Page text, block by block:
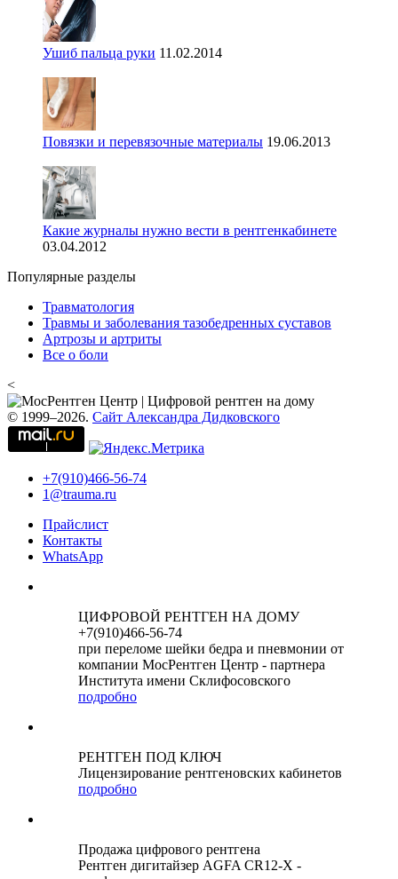
Ушиб пальца руки 11.02.2014
Повязки и перевязочные материалы 19.06.2013
Какие журналы нужно вести в рентгенкабинете
03.04.2012
Популярные разделы
Травматология
Травмы и заболевания тазобедренных суставов
Артрозы и артриты
Все о боли
<
© 1999–2026. Сайт Александра Дидковского
+7(910)466-56-74
1@trauma.ru
Прайслист
Контакты
WhatsApp
ЦИФРОВОЙ РЕНТГЕН НА ДОМУ
+7(910)466-56-74
при переломе шейки бедра и пневмонии от
компании МосРентген Центр - партнера
Института имени Склифосовского
подробно
РЕНТГЕН ПОД КЛЮЧ
Лицензирование рентгеновских кабинетов
подробно
Продажа цифрового рентгена
Рентген дигитайзер AGFA CR12-X -